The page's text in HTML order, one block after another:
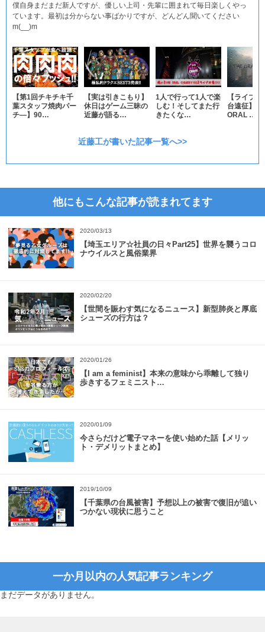
僕自身まだまだ新人ですが、優しい上司・先輩に囲まれて毎日楽しくやっ
ています。最初は分からない事ばかりですが、どんどん聞いてください
m(__)m
【第1回チキチキ千
葉スタッフ焼肉パー
チ―】90…
【実は引きこもり】
休日はゲーム三昧の
近藤が語る…
1人で行って1人で楽
しむ！そしてまた行
きたくな…
【ライブ
台遠征】『
ORAL …
近藤工が書いた記事一覧へ>>
他にもこんな記事が読まれてます
2020/03/13
【埼玉エリア☆社員の日々Part25】世界を襲うコロ
ナウイルスと風俗業界
2020/02/20
【世間を賑わす気になるニュース】新型肺炎と厚底
シューズの行方は？
2020/01/26
【I am a feminist】本来の意味から乖離して独り
歩きするフェミニスト…
2020/01/09
今さらだけど電子マネーを使い始めた話【メリッ
ト・デメリットまとめ】
2019/10/09
【千葉県の台風被害】予想以上の被害で復旧が追い
つかない現状に思うこと
一か月以内の人気記事ランキング
まだデータがありません。